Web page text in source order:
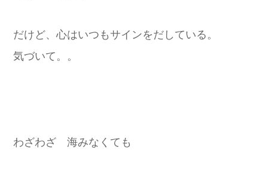
だけど、心はいつもサインをだしている。
気づいて。。
わざわざ 海みなくても